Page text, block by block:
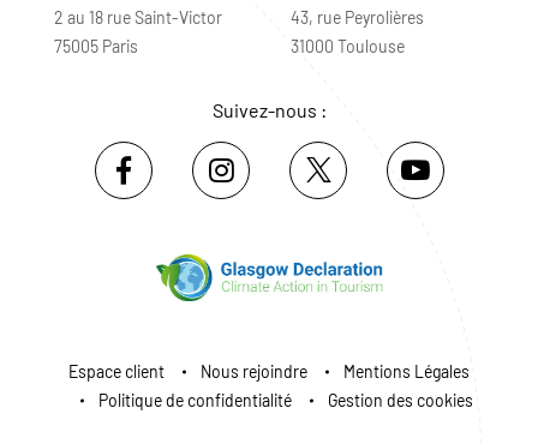
2 au 18 rue Saint-Victor
75005 Paris
43, rue Peyrolières
31000 Toulouse
Suivez-nous :
Espace client Nous rejoindre
Mentions Légales
Politique de confidentialité
Gestion des cookies